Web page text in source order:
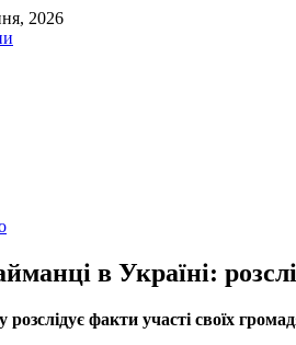
2026
в Україні:
факти участі своїх